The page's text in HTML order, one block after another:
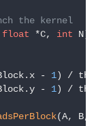
the kernel
float *C, int N)
- 1) /
-
1) /
(A, B,